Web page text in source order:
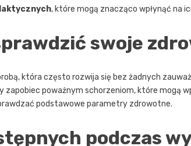
, które mogą znacząco wpłynąć na
swoje
która często rozwija się bez żadnych
poważnym schorzeniom, które mogą
podstawowe parametry zdrowotne.
podczas